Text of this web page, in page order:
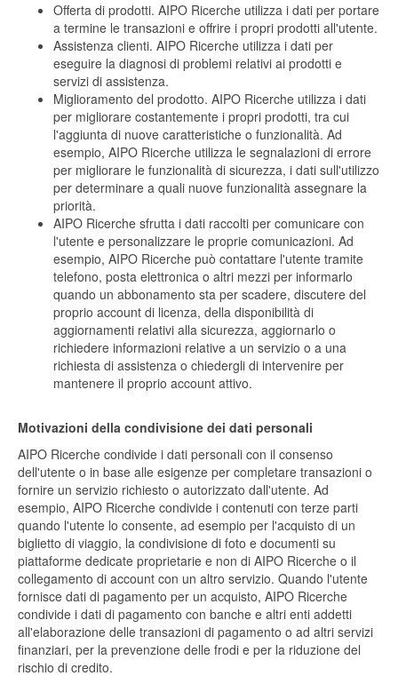
Offerta di prodotti. AIPO Ricerche utilizza i dati per portare
a termine le transazioni e offrire i propri prodotti all'utente.
Assistenza clienti. AIPO Ricerche utilizza i dati per
eseguire la diagnosi di problemi relativi ai prodotti e
servizi di assistenza.
Miglioramento del prodotto. AIPO Ricerche utilizza i dati
per migliorare costantemente i propri prodotti, tra cui
l'aggiunta di nuove caratteristiche o funzionalità. Ad
esempio, AIPO Ricerche utilizza le segnalazioni di errore
per migliorare le funzionalità di sicurezza, i dati sull'utilizzo
per determinare a quali nuove funzionalità assegnare la
priorità.
AIPO Ricerche sfrutta i dati raccolti per comunicare con
l'utente e personalizzare le proprie comunicazioni. Ad
esempio, AIPO Ricerche può contattare l'utente tramite
telefono, posta elettronica o altri mezzi per informarlo
quando un abbonamento sta per scadere, discutere del
proprio account di licenza, della disponibilità di
aggiornamenti relativi alla sicurezza, aggiornarlo o
richiedere informazioni relative a un servizio o a una
richiesta di assistenza o chiedergli di intervenire per
mantenere il proprio account attivo.
Motivazioni della condivisione dei dati personali
AIPO Ricerche condivide i dati personali con il consenso
dell'utente o in base alle esigenze per completare transazioni o
fornire un servizio richiesto o autorizzato dall'utente. Ad
esempio, AIPO Ricerche condivide i contenuti con terze parti
quando l'utente lo consente, ad esempio per l'acquisto di un
biglietto di viaggio, la condivisione di foto e documenti su
piattaforme dedicate proprietarie e non di AIPO Ricerche o il
collegamento di account con un altro servizio. Quando l'utente
fornisce dati di pagamento per un acquisto, AIPO Ricerche
condivide i dati di pagamento con banche e altri enti addetti
all'elaborazione delle transazioni di pagamento o ad altri servizi
finanziari, per la prevenzione delle frodi e per la riduzione del
rischio di credito.